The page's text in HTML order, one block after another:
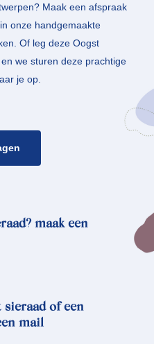
Maak een afspraak
onze handgemaakte
Of leg deze Oogst
we sturen deze prachtige
je op.
maak een
sieraad of een
mail